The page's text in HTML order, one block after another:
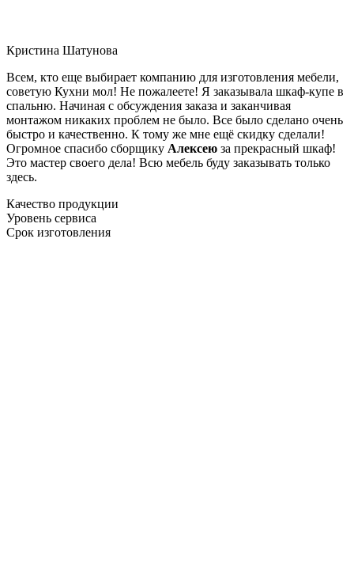
Кристина Шатунова
Всем, кто еще выбирает компанию для изготовления мебели,
советую Кухни мол! Не пожалеете! Я заказывала шкаф-купе в
спальню. Начиная с обсуждения заказа и заканчивая
монтажом никаких проблем не было. Все было сделано очень
быстро и качественно. К тому же мне ещё скидку сделали!
Огромное спасибо сборщику Алексею за прекрасный шкаф!
Это мастер своего дела! Всю мебель буду заказывать только
здесь.
Качество продукции
Уровень сервиса
Срок изготовления